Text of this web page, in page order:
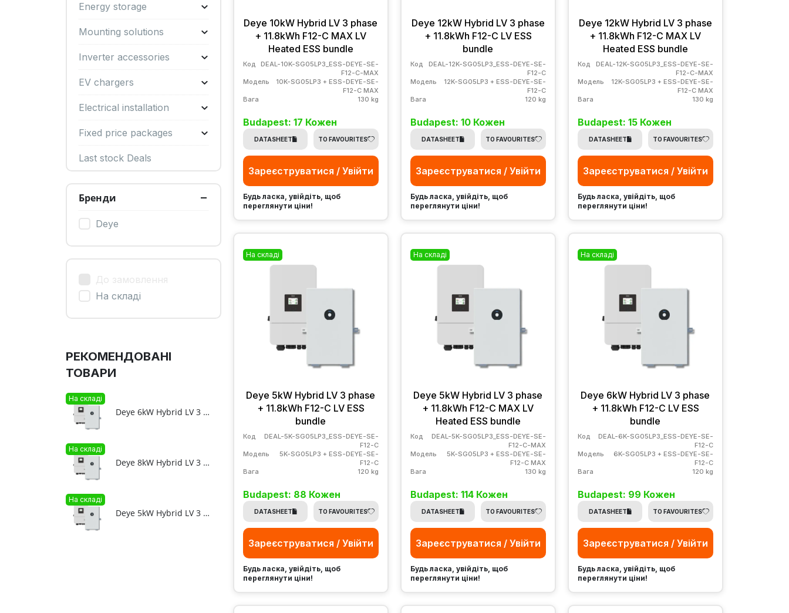
Deye 10kW Hybrid LV 3 phase
+ 11.8kWh F12-C MAX LV
Heated ESS bundle
Код
DEAL-10K-SG05LP3_ESS-DEYE-SE-
F12-C-MAX
Модель
10K-SG05LP3 + ESS-DEYE-SE-
F12-C MAX
Вага
130 kg
Budapest: 17 Кожен
DATASHEET TO FAVOURITES
Зареєструватися / Увійти
Будь ласка, увійдіть, щоб
переглянути ціни!
Deye 12kW Hybrid LV 3 phase
+ 11.8kWh F12-C LV ESS
bundle
Код
DEAL-12K-SG05LP3_ESS-DEYE-SE-
F12-C
Модель
12K-SG05LP3 + ESS-DEYE-SE-
F12-C
Вага
120 kg
Budapest: 10 Кожен
DATASHEET TO FAVOURITES
Зареєструватися / Увійти
Будь ласка, увійдіть, щоб
переглянути ціни!
Deye 12kW Hybrid LV 3 phase
+ 11.8kWh F12-C MAX LV
Heated ESS bundle
Код
DEAL-12K-SG05LP3_ESS-DEYE-SE-
F12-C-MAX
Модель
12K-SG05LP3 + ESS-DEYE-SE-
F12-C MAX
Вага
130 kg
Budapest: 15 Кожен
DATASHEET TO FAVOURITES
Зареєструватися / Увійти
Будь ласка, увійдіть, щоб
переглянути ціни!
На складі
Deye 5kW Hybrid LV 3 phase
+ 11.8kWh F12-C LV ESS
bundle
Код
DEAL-5K-SG05LP3_ESS-DEYE-SE-
F12-C
Модель
5K-SG05LP3 + ESS-DEYE-SE-
F12-C
Вага
120 kg
Budapest: 88 Кожен
DATASHEET TO FAVOURITES
Зареєструватися / Увійти
Будь ласка, увійдіть, щоб
переглянути ціни!
На складі
Deye 5kW Hybrid LV 3 phase
+ 11.8kWh F12-C MAX LV
Heated ESS bundle
Код
DEAL-5K-SG05LP3_ESS-DEYE-SE-
F12-C-MAX
Модель
5K-SG05LP3 + ESS-DEYE-SE-
F12-C MAX
Вага
130 kg
Budapest: 114 Кожен
DATASHEET TO FAVOURITES
Зареєструватися / Увійти
Будь ласка, увійдіть, щоб
переглянути ціни!
На складі
Deye 6kW Hybrid LV 3 phase
+ 11.8kWh F12-C LV ESS
bundle
Код
DEAL-6K-SG05LP3_ESS-DEYE-SE-
F12-C
Модель
6K-SG05LP3 + ESS-DEYE-SE-
F12-C
Вага
120 kg
Budapest: 99 Кожен
DATASHEET TO FAVOURITES
Зареєструватися / Увійти
Будь ласка, увійдіть, щоб
переглянути ціни!
Energy storage
Mounting solutions
Inverter accessories
EV chargers
Electrical installation
Fixed price packages
Last stock Deals
Бренди
Deye
До замовлення
На складі
РЕКОМЕНДОВАНІ
ТОВАРИ
На складі
Deye 6kW Hybrid LV 3 phase + 11.8kWh F12-C LV ESS bundle
На складі
Deye 8kW Hybrid LV 3 phase + 11.8kWh F12-C LV ESS bundle
На складі
Deye 5kW Hybrid LV 3 phase + 11.8kWh F12-C LV ESS bundle